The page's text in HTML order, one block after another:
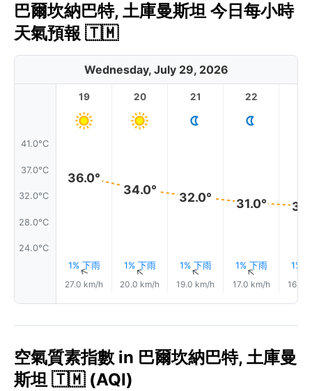
巴爾坎納巴特, 土庫曼斯坦 今日每小時
天氣預報 🇹🇲
Wednesday, July 29, 2026
41.0°C
37.0°C
32.0°C
28.0°C
24.0°C
19
36.0°
1% 下雨
↑
27.0 km/h
20
34.0°
1% 下雨
↑
20.0 km/h
21
32.0°
1% 下雨
↑
19.0 km/h
22
31.0°
1% 下雨
↑
17.0 km/h
1%
16.0
空氣質素指數 in 巴爾坎納巴特, 土庫曼
斯坦 🇹🇲 (AQI)